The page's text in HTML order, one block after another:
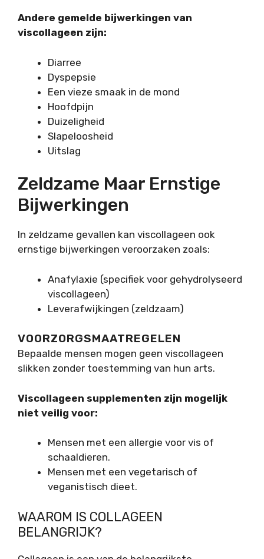
Andere gemelde bijwerkingen van
viscollageen zijn:
Diarree
Dyspepsie
Een vieze smaak in de mond
Hoofdpijn
Duizeligheid
Slapeloosheid
Uitslag
Zeldzame Maar Ernstige
Bijwerkingen
In zeldzame gevallen kan viscollageen ook
ernstige bijwerkingen veroorzaken zoals:
Anafylaxie (specifiek voor gehydrolyseerd
viscollageen)
Leverafwijkingen (zeldzaam)
VOORZORGSMAATREGELEN
Bepaalde mensen mogen geen viscollageen
slikken zonder toestemming van hun arts.
Viscollageen supplementen zijn mogelijk
niet veilig voor:
Mensen met een allergie voor vis of
schaaldieren.
Mensen met een vegetarisch of
veganistisch dieet.
WAAROM IS COLLAGEEN
BELANGRIJK?